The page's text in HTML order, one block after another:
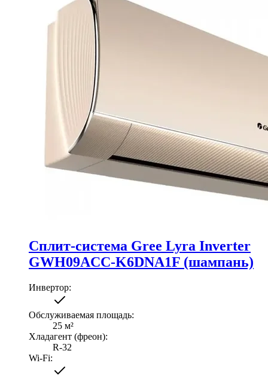
Сплит-система Gree Lyra Inverter
GWH09ACC-K6DNA1F (шампань)
Инвертор:
Обслуживаемая площадь:
25 м²
Хладагент (фреон):
R-32
Wi-Fi: